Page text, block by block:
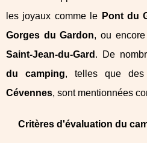
les joyaux comme le Pont du
Gorges du Gardon, ou
Saint-Jean-du-Gard . De
du camping, telles que des
Cévennes, sont mentionnées
Critères d'évaluation du